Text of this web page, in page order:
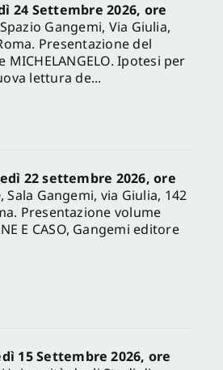
24 Settembre 2026, ore
Gangemi, Via Giulia,
Presentazione del
MICHELANGELO. Ipotesi per
lettura de...
22 settembre 2026, ore
Sala Gangemi, via Giulia, 142
Presentazione volume
E CASO, Gangemi editore
15 Settembre 2026, ore